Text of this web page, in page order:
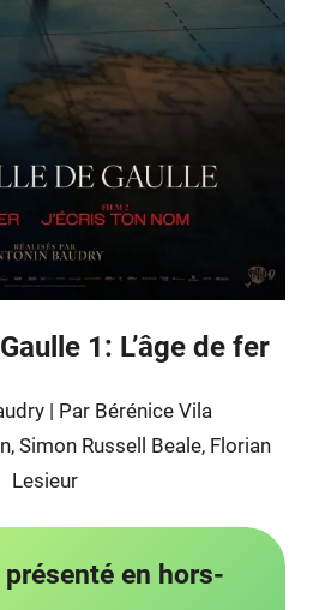
1: L’âge de fer
| Par Bérénice Vila
Simon Russell Beale, Florian
Lesieur
en hors-